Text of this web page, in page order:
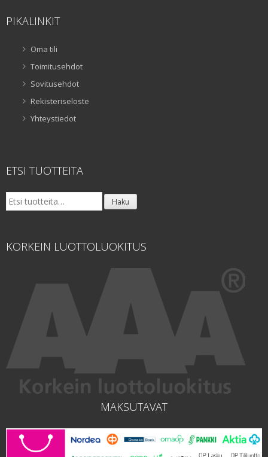
PIKALINKIT
Oma tili
Toimitusehdot
Sovitusehdot
Rekisteriseloste
Yhteystiedot
ETSI TUOTTEITA
Etsi: Haku
KORKEIN LUOTTOLUOKITUS
MAKSUTAVAT